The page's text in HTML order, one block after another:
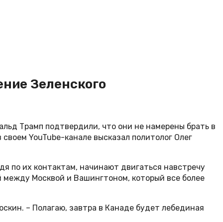
Зеленского
Трамп подтвердили, что они не намерены брать в
YouTube-канале высказал политолог Олег
по их контактам, начинают двигаться навстречу
Москвой и Вашингтоном, который все более
– Полагаю, завтра в Канаде будет лебединая